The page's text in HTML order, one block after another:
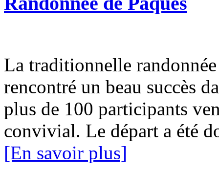
La traditionnelle
rencontré un beau succès
plus de 100 participants
convivial. Le départ a été
[En savoir plus]